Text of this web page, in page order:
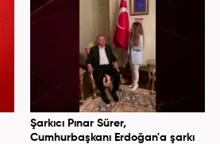
Şarkıcı Pınar Sürer,
Cumhurbaşkanı Erdoğan'a şarkı